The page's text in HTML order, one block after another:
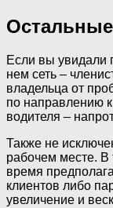
Если вы увидали
нем сеть –
владельца от
по направлению
водителя –
Также не
рабочем месте. В
время
клиентов либо
увеличение и